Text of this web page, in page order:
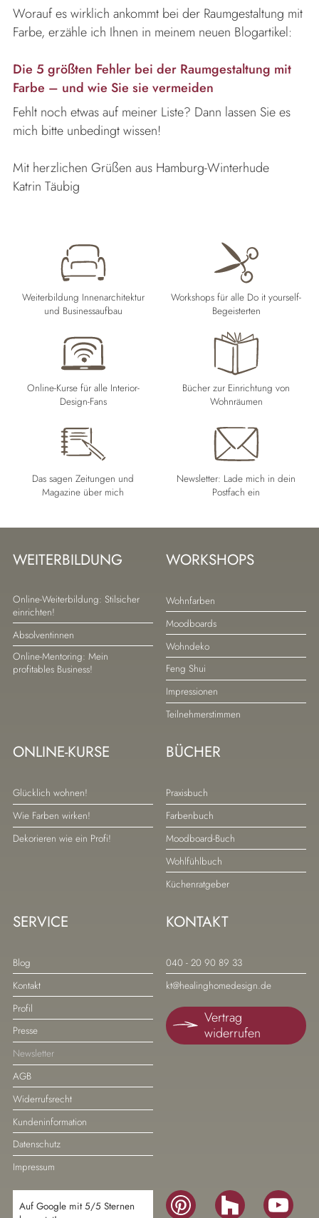
Worauf es wirklich ankommt bei der Raumgestaltung mit
Farbe, erzähle ich Ihnen in meinem neuen Blogartikel:
Die 5 größten Fehler bei der Raumgestaltung mit
Farbe – und wie Sie sie vermeiden
Fehlt noch etwas auf meiner Liste? Dann lassen Sie es
mich bitte unbedingt wissen!
Mit herzlichen Grüßen aus Hamburg-Winterhude
Katrin Täubig
Weiterbildung Innenarchitektur
und Businessaufbau
Workshops für alle Do it yourself-
Begeisterten
Online-Kurse für alle Interior-
Design-Fans
Bücher zur Einrichtung von
Wohnräumen
Das sagen Zeitungen und
Magazine über mich
Newsletter: Lade mich in dein
Postfach ein
WEITERBILDUNG
Navigation
überspringen
Online-Weiterbildung: Stilsicher
einrichten!
Absolventinnen
Online-Mentoring: Mein
profitables Business!
WORKSHOPS
Navigation
überspringen
Wohnfarben
Moodboards
Wohndeko
Feng Shui
Impressionen
Teilnehmerstimmen
ONLINE-KURSE
Navigation
überspringen
Glücklich wohnen!
Wie Farben wirken!
Dekorieren wie ein Profi!
BÜCHER
Navigation
überspringen
Praxisbuch
Farbenbuch
Moodboard-Buch
Wohlfühlbuch
Küchenratgeber
SERVICE
Navigation
überspringen
Blog
Kontakt
Profil
Presse
Newsletter
AGB
Widerrufsrecht
Kundeninformation
Datenschutz
Impressum
KONTAKT
Navigation
überspringen
040 - 20 90 89 33
kt@healinghomedesign.de
Vertrag
widerrufen
Auf Google mit 5/5 Sternen
Navigation